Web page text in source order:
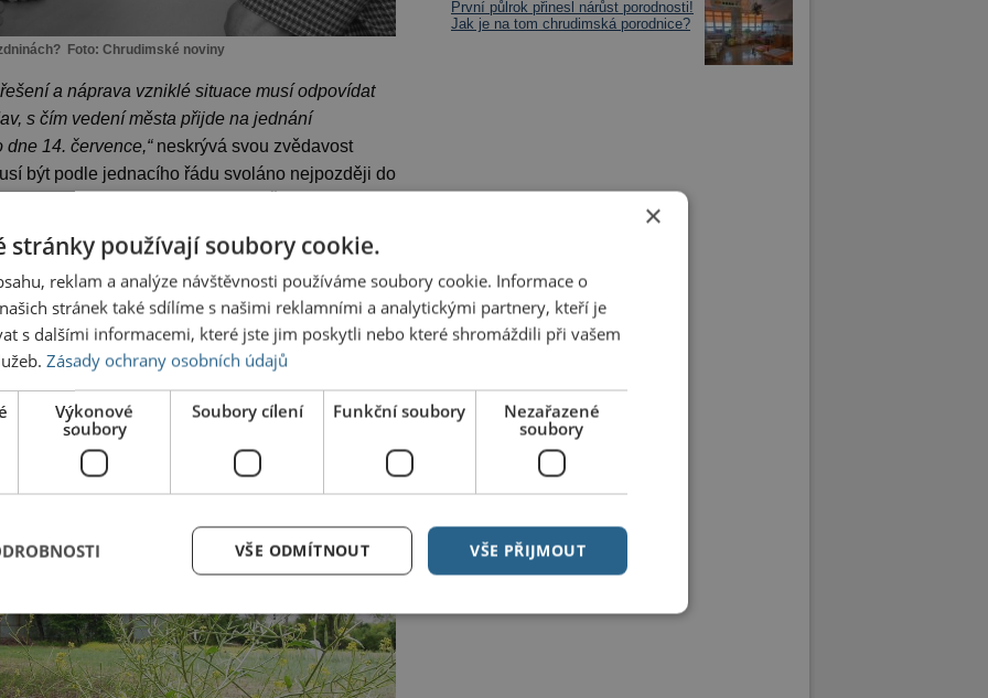
Foto: Chrudimské noviny
a náprava vzniklé situace musí odpovídat
s čím vedení města přijde na jednání
14. července,“neskrývá svou zvědavost
být podle jednacího řádu svoláno nejpozději do
mělo dojít. Starosta města Petr Řezníček (SNK
téhož řádu z titulu své funkce starosty je, má tak
totiž nikde nebylo oznámeno, že by se toto
konat a ve vzduchu tak stále visí jeden
slib, který dalo jednateli S&CH TRADE CZ, s.r.o.
průzkumu mezi zastupiteli se domnívám, že
července, bude usnášeníschopné a doufám,
bude problém uspokojivě vyřešen,“doufá
První půlrok přinesl nárůst porodnosti!
Jak je na tom chrudimská porodnice?
×
stránky používají soubory cookie.
reklam a analýze návštěvnosti používáme soubory cookie. Informace o
stránek také sdílíme s našimi reklamními a analytickými partnery, kteří je
s dalšími informacemi, které jste jim poskytli nebo které shromáždili při vašem
Zásady ochrany osobních údajů
Výkonové
soubory
Soubory cílení Funkční soubory
Nezařazené
soubory
VŠE PŘIJMOUT
VŠE ODMÍTNOUT